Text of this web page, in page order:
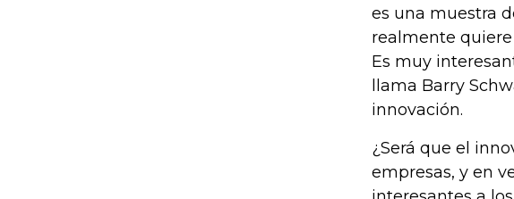
es una muestra
realmente
Es muy
llama Barry
innovación.
¿Será que el
empresas, y en